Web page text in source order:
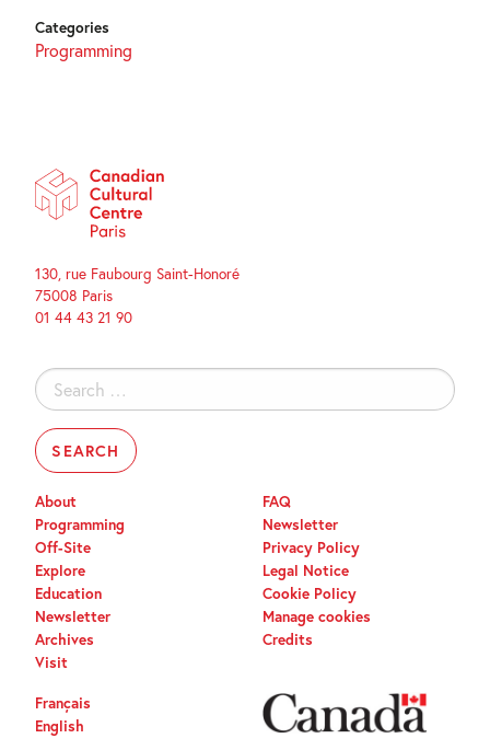
Categories
Programming
130, rue Faubourg Saint-Honoré
75008 Paris
01 44 43 21 90
Search
for:
About
Programming
Off-Site
Explore
Education
Newsletter
Archives
Visit
FAQ
Newsletter
Privacy Policy
Legal Notice
Cookie Policy
Manage cookies
Credits
Français
English